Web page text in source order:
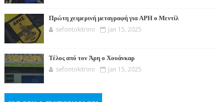
Πρώτη χειμερινή μεταγραφή για ΑΡΗ ο Μεντίλ
sefontokitrino Jan 15, 2025
Τέλος από τον Άρη ο Χουάνκαρ
sefontokitrino Jan 15, 2025